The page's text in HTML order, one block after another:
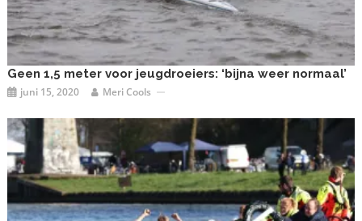
Geen 1,5 meter voor jeugdroeiers: ‘bijna weer normaal’
juni 15, 2020 Meri Cools